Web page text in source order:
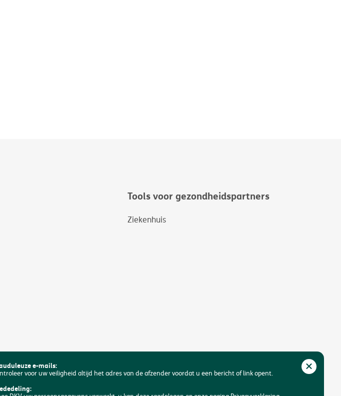
Tools voor gezondheidspartners
Ziekenhuis
e-mails:
voor uw veiligheid altijd het adres van de afzender voordat u een bericht of link opent.